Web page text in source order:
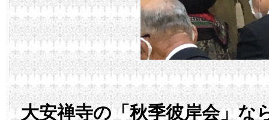
大安禅寺の「秋季彼岸会」な